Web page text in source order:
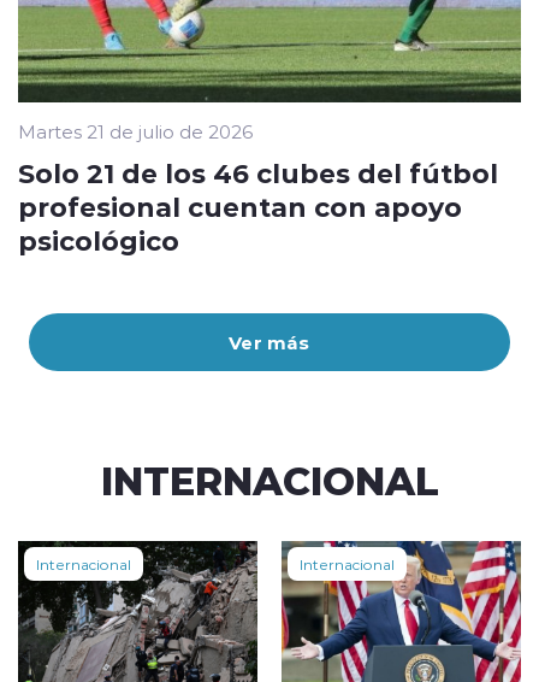
Ver más
Martes 21 de julio de 2026
Solo 21 de los 46 clubes del fútbol
profesional cuentan con apoyo
psicológico
INTERNACIONAL
Internacional Internacional